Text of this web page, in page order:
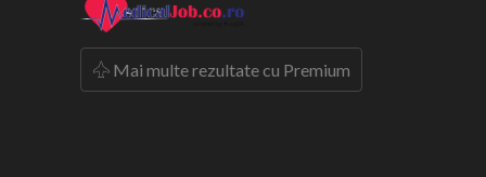
Mai multe rezultate cu Premium